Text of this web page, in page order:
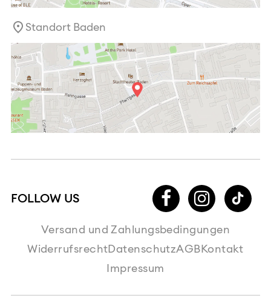
Standort Baden
Versand und Zahlungsbedingungen
WiderrufsrechtDatenschutzAGBKontakt
Impressum